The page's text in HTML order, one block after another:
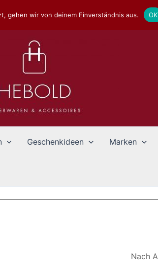
Geschenkideen Marken
gehen wir von deinem Einverständnis aus. OK